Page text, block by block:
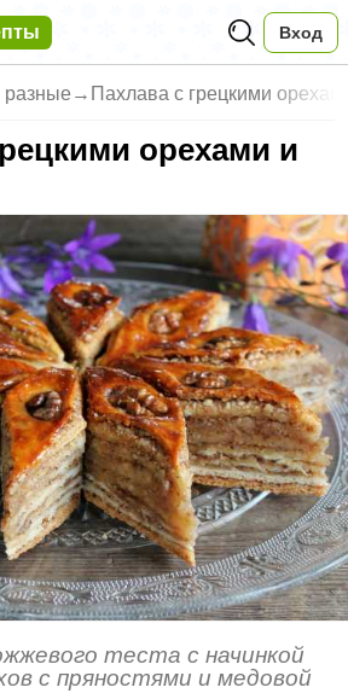
Вход
→ Пахлава с грецкими
орехами и
теста с начинкой
с пряностями и медовой